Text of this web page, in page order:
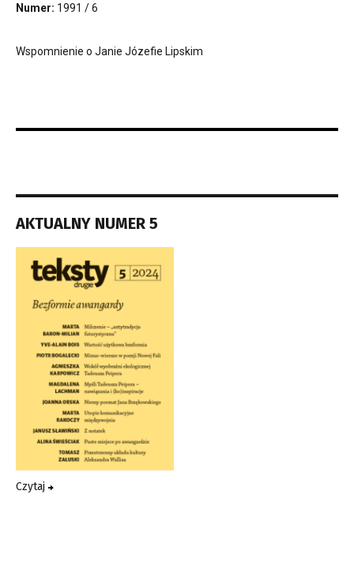
Numer: 1991 / 6
Wspomnienie o Janie Józefie Lipskim
AKTUALNY NUMER 5
Czytaj